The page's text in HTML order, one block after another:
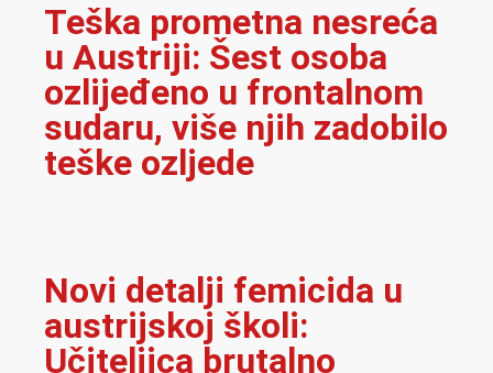
Teška prometna nesreća
u Austriji: Šest osoba
ozlijeđeno u frontalnom
sudaru, više njih zadobilo
teške ozljede
Novi detalji femicida u
austrijskoj školi:
Učiteljica brutalno